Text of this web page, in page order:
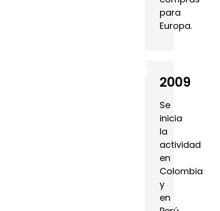
para
Europa.
2009
Se
inicia
la
actividad
en
Colombia
y
en